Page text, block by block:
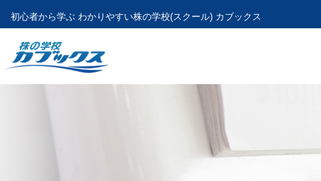
初心者から学ぶ わかりやすい株の学校(スクール) カブックス